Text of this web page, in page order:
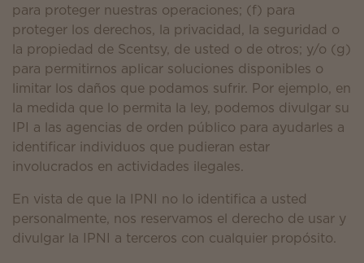
para proteger nuestras operaciones; (f) para
proteger los derechos, la privacidad, la seguridad o
la propiedad de Scentsy, de usted o de otros; y/o (g)
para permitirnos aplicar soluciones disponibles o
limitar los daños que podamos sufrir. Por ejemplo, en
la medida que lo permita la ley, podemos divulgar su
IPI a las agencias de orden público para ayudarles a
identificar individuos que pudieran estar
involucrados en actividades ilegales.
En vista de que la IPNI no lo identifica a usted
personalmente, nos reservamos el derecho de usar y
divulgar la IPNI a terceros con cualquier propósito.